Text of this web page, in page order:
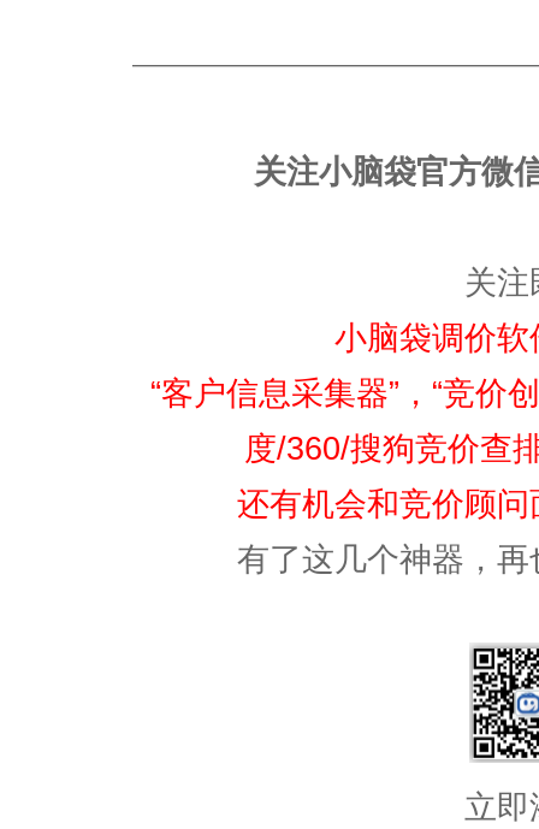
关注小脑袋官方微
关注
小脑袋调价
“客户信息采集器”，“竞价
度/360/搜狗竞价查
还有机会和竞价顾
有了这几个神器，
立即